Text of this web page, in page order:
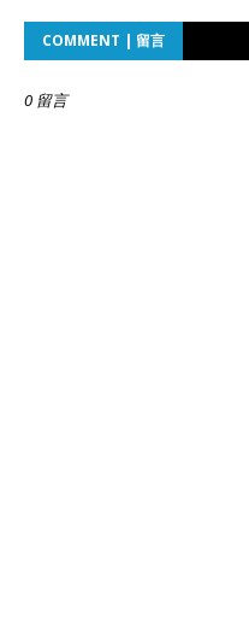
COMMENT | 留言
0 留言